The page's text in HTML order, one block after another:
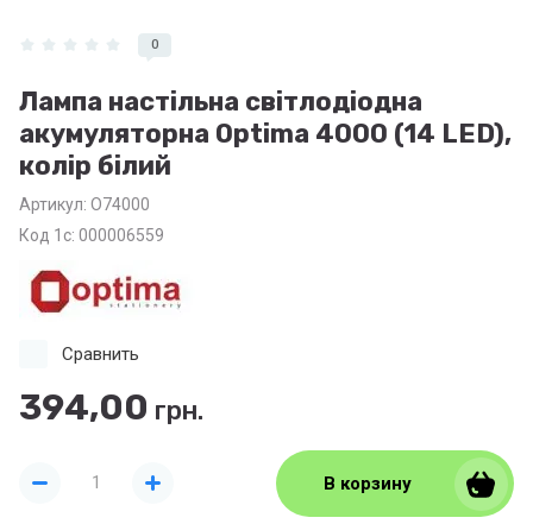
0
Лампа настільна світлодіодна
акумуляторна Optima 4000 (14 LED),
колір білий
Артикул: O74000
Код 1с: 000006559
394,00 грн.
Сравнить
В корзину